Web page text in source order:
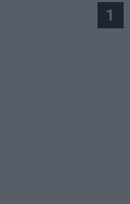
1